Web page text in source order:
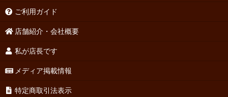
ご利用ガイド
店舗紹介・会社概要
私が店長です
メディア掲載情報
特定商取引法表示